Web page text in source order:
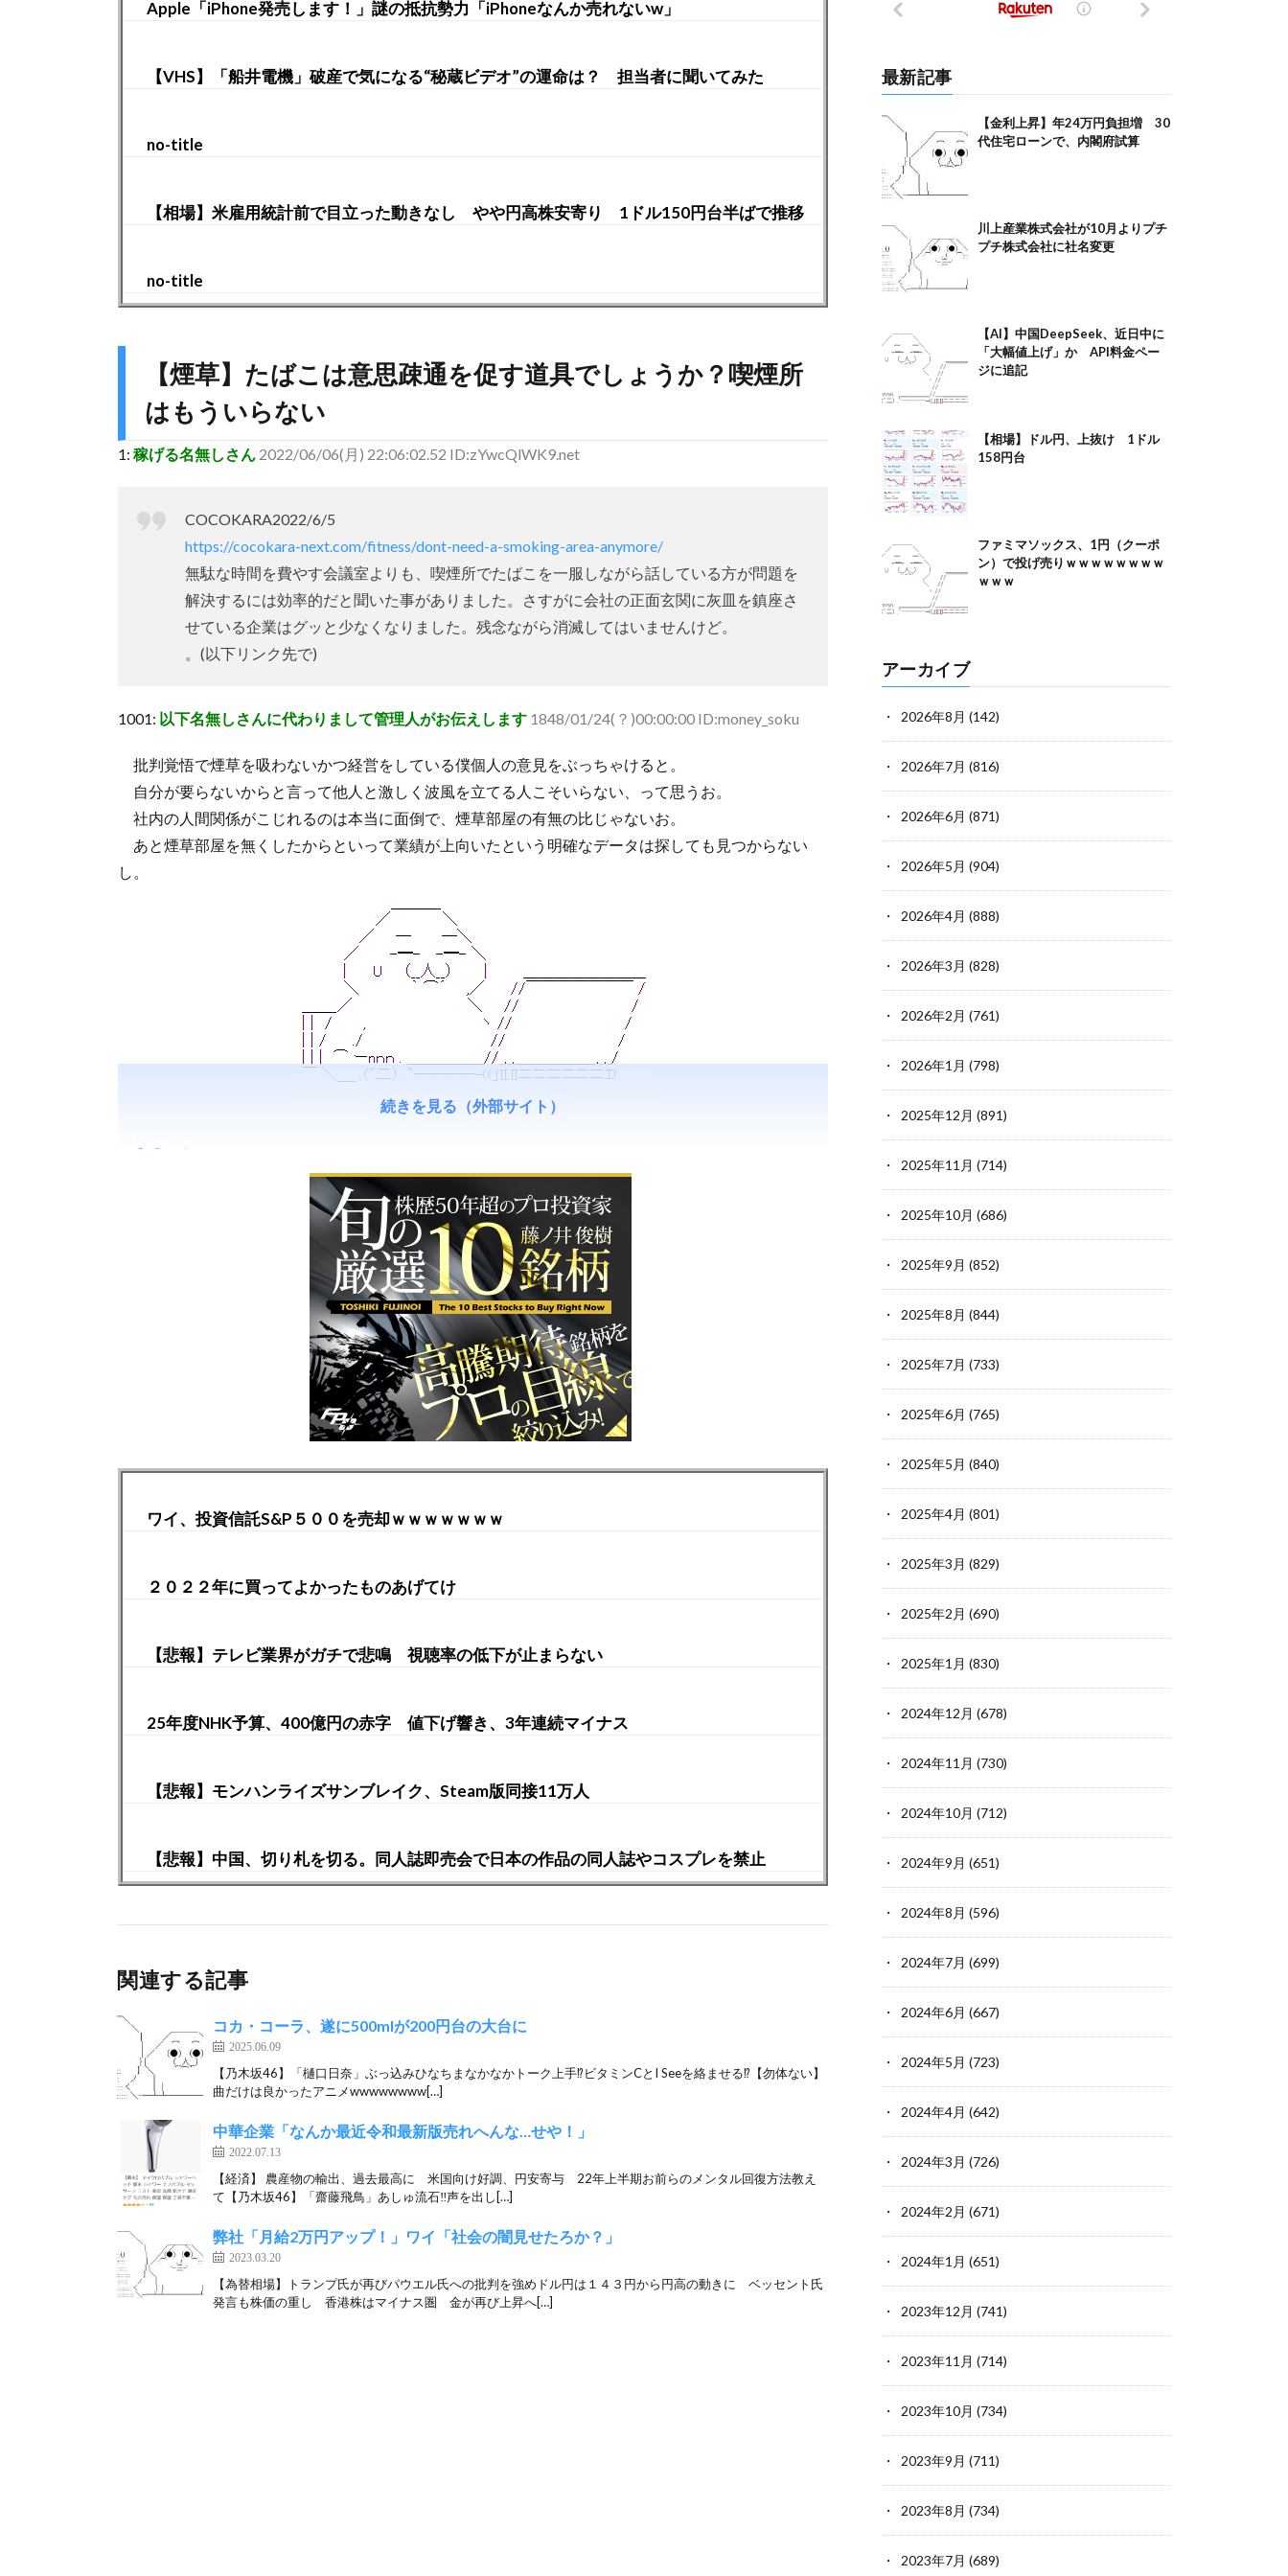
Apple「iPhone発売します！」謎の抵抗勢力「iPhoneなんか売れないw」
【VHS】「船井電機」破産で気になる“秘蔵ビデオ”の運命は？ 担当者に聞いてみた
no-title
【相場】米雇用統計前で目立った動きなし やや円高株安寄り 1ドル150円台半ばで推移
no-title
【煙草】たばこは意思疎通を促す道具でしょうか？喫煙所
はもういらない
1: 稼げる名無しさん 2022/06/06(月) 22:06:02.52 ID:zYwcQlWK9.net
COCOKARA2022/6/5
https://cocokara-next.com/fitness/dont-need-a-smoking-area-anymore/
無駄な時間を費やす会議室よりも、喫煙所でたばこを一服しながら話している方が問題を
解決するには効率的だと聞いた事がありました。さすがに会社の正面玄関に灰皿を鎮座さ
せている企業はグッと少なくなりました。残念ながら消滅してはいませんけど。
。(以下リンク先で)
1001: 以下名無しさんに代わりまして管理人がお伝えします 1848/01/24(？)00:00:00 ID:money_soku
批判覚悟で煙草を吸わないかつ経営をしている僕個人の意見をぶっちゃけると。
自分が要らないからと言って他人と激しく波風を立てる人こそいらない、って思うお。
社内の人間関係がこじれるのは本当に面倒で、煙草部屋の有無の比じゃないお。
あと煙草部屋を無くしたからといって業績が上向いたという明確なデータは探しても見つからない
し。
続きを見る（外部サイト）
ワイ、投資信託S&P５００を売却ｗｗｗｗｗｗｗ
２０２２年に買ってよかったものあげてけ
【悲報】テレビ業界がガチで悲鳴 視聴率の低下が止まらない
25年度NHK予算、400億円の赤字 値下げ響き、3年連続マイナス
【悲報】モンハンライズサンブレイク、Steam版同接11万人
【悲報】中国、切り札を切る。同人誌即売会で日本の作品の同人誌やコスプレを禁止
関連する記事
コカ・コーラ、遂に500mlが200円台の大台に
2025.06.09
【乃木坂46】「樋口日奈」ぶっ込みひなちまなかなかトーク上手⁉︎ビタミンCとI Seeを絡ませる⁉︎【勿体ない】
曲だけは良かったアニメwwwwwwww[…]
中華企業「なんか最近令和最新版売れへんな…せや！」
2022.07.13
【経済】 農産物の輸出、過去最高に 米国向け好調、円安寄与 22年上半期お前らのメンタル回復方法教え
て【乃木坂46】「齋藤飛鳥」あしゅ流石‼︎声を出し[…]
弊社「月給2万円アップ！」ワイ「社会の闇見せたろか？」
2023.03.20
【為替相場】トランプ氏が再びパウエル氏への批判を強めドル円は１４３円から円高の動きに ベッセント氏
発言も株価の重し 香港株はマイナス圏 金が再び上昇へ[…]
最新記事
【金利上昇】年24万円負担増 30
代住宅ローンで、内閣府試算
川上産業株式会社が10月よりプチ
プチ株式会社に社名変更
【AI】中国DeepSeek、近日中に
「大幅値上げ」か API料金ペー
ジに追記
【相場】ドル円、上抜け 1ドル
158円台
ファミマソックス、1円（クーポ
ン）で投げ売りｗｗｗｗｗｗｗｗ
ｗｗｗ
アーカイブ
2026年8月 (142)
2026年7月 (816)
2026年6月 (871)
2026年5月 (904)
2026年4月 (888)
2026年3月 (828)
2026年2月 (761)
2026年1月 (798)
2025年12月 (891)
2025年11月 (714)
2025年10月 (686)
2025年9月 (852)
2025年8月 (844)
2025年7月 (733)
2025年6月 (765)
2025年5月 (840)
2025年4月 (801)
2025年3月 (829)
2025年2月 (690)
2025年1月 (830)
2024年12月 (678)
2024年11月 (730)
2024年10月 (712)
2024年9月 (651)
2024年8月 (596)
2024年7月 (699)
2024年6月 (667)
2024年5月 (723)
2024年4月 (642)
2024年3月 (726)
2024年2月 (671)
2024年1月 (651)
2023年12月 (741)
2023年11月 (714)
2023年10月 (734)
2023年9月 (711)
2023年8月 (734)
2023年7月 (689)